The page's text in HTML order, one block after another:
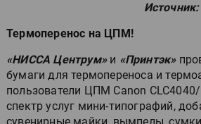
Термоперенос на ЦПМ!
«НИССА Центрум» и «Принтэк»
бумаги для термопереноса и
пользователи ЦПМ Canon
спектр услуг мини-типографий,